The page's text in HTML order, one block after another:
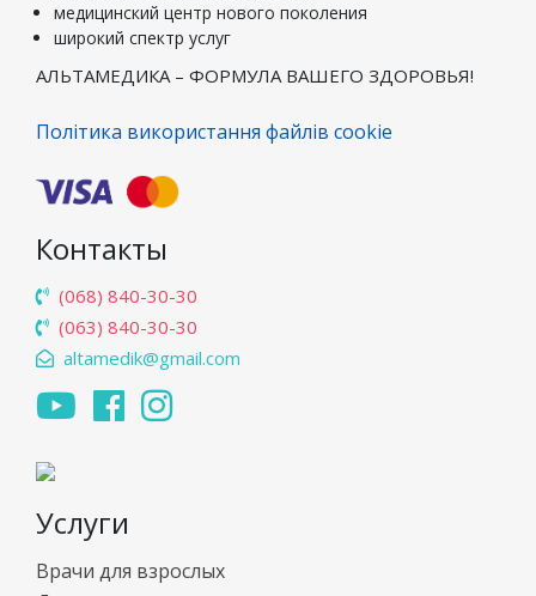
медицинский центр нового поколения
широкий спектр услуг
АЛЬТАМЕДИКА – ФОРМУЛА ВАШЕГО ЗДОРОВЬЯ!
Політика використання файлів cookie
Контакты
(068) 840-30-30
(063) 840-30-30
altamedik@gmail.com
Услуги
Врачи для взрослых